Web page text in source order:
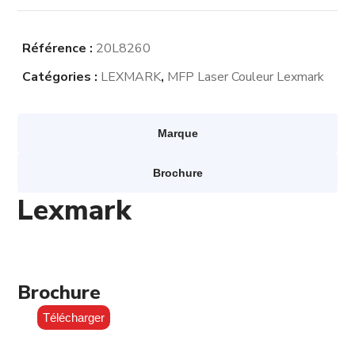
Référence : 20L8260
Catégories : LEXMARK, MFP Laser Couleur Lexmark
Marque
Brochure
Lexmark
Brochure
Télécharger